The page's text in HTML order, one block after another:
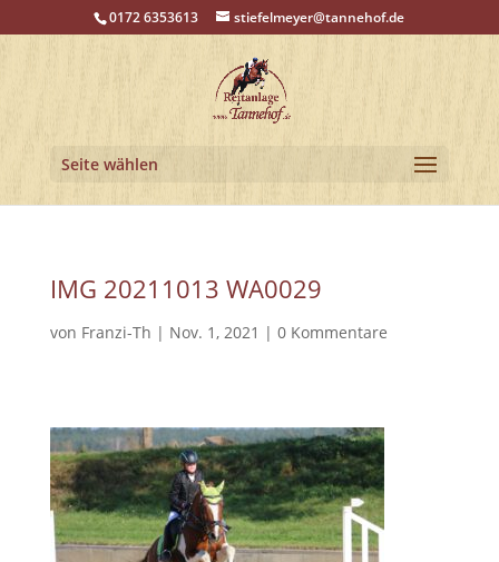
0172 6353613 stiefelmeyer@tannehof.de
Seite wählen
IMG 20211013 WA0029
von Franzi-Th | Nov. 1, 2021 | 0 Kommentare